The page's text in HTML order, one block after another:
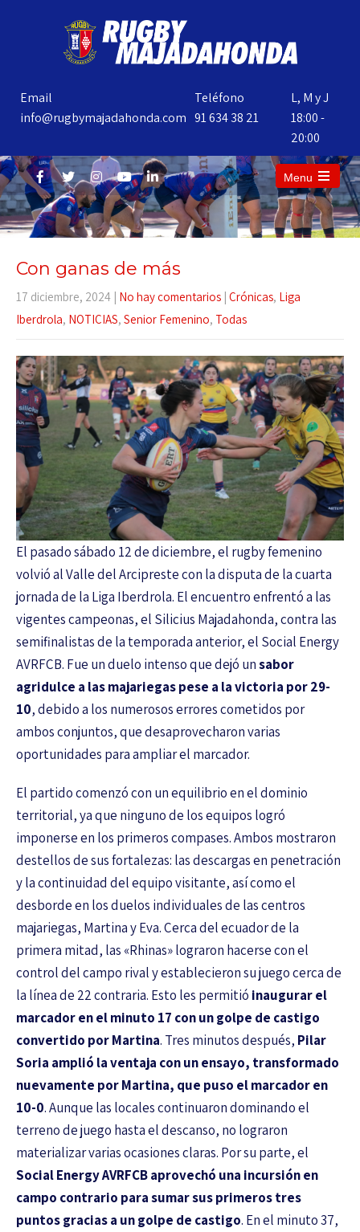
Email
info@rugbymajadahonda.com
Teléfono
91 634 38 21
L, M y J
18:00 -
20:00
Menu
Con ganas de más
17 diciembre, 2024 | No hay comentarios | Crónicas, Liga
Iberdrola, NOTICIAS, Senior Femenino, Todas
El pasado sábado 12 de diciembre, el rugby femenino
volvió al Valle del Arcipreste con la disputa de la cuarta
jornada de la Liga Iberdrola. El encuentro enfrentó a las
vigentes campeonas, el Silicius Majadahonda, contra las
semifinalistas de la temporada anterior, el Social Energy
AVRFCB. Fue un duelo intenso que dejó unsabor
agridulce a las majariegas pese a la victoria por 29-
10, debido a los numerosos errores cometidos por
ambos conjuntos, que desaprovecharon varias
oportunidades para ampliar el marcador.
El partido comenzó con un equilibrio en el dominio
territorial, ya que ninguno de los equipos logró
imponerse en los primeros compases. Ambos mostraron
destellos de sus fortalezas: las descargas en penetración
y la continuidad del equipo visitante, así como el
desborde en los duelos individuales de las centros
majariegas, Martina y Eva. Cerca del ecuador de la
primera mitad, las «Rhinas» lograron hacerse con el
control del campo rival y establecieron su juego cerca de
la línea de 22 contraria. Esto les permitió inaugurar el
marcador en el minuto 17 con un golpe de castigo
convertido por Martina. Tres minutos después, Pilar
Soria amplió la ventaja con un ensayo, transformado
nuevamente por Martina, que puso el marcador en
10-0. Aunque las locales continuaron dominando el
terreno de juego hasta el descanso, no lograron
materializar varias ocasiones claras. Por su parte, el
Social Energy AVRFCB aprovechó una incursión en
campo contrario para sumar sus primeros tres
puntos gracias a un golpe de castigo. En el minuto 37,